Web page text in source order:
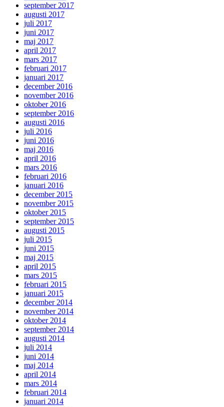
september 2017
augusti 2017
juli 2017
juni 2017
maj 2017
april 2017
mars 2017
februari 2017
januari 2017
december 2016
november 2016
oktober 2016
september 2016
augusti 2016
juli 2016
juni 2016
maj 2016
april 2016
mars 2016
februari 2016
januari 2016
december 2015
november 2015
oktober 2015
september 2015
augusti 2015
juli 2015
juni 2015
maj 2015
april 2015
mars 2015
februari 2015
januari 2015
december 2014
november 2014
oktober 2014
september 2014
augusti 2014
juli 2014
juni 2014
maj 2014
april 2014
mars 2014
februari 2014
januari 2014